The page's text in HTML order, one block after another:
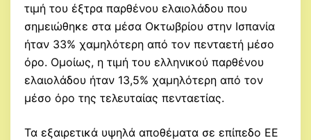
τιμή του έξτρα παρθένου ελαιολάδου που
σημειώθηκε στα μέσα Οκτωβρίου στην Ισπανία
ήταν 33% χαμηλότερη από τον πενταετή μέσο
όρο. Ομοίως, η τιμή του ελληνικού παρθένου
ελαιολάδου ήταν 13,5% χαμηλότερη από τον
μέσο όρο της τελευταίας πενταετίας.
Τα εξαιρετικά υψηλά αποθέματα σε επίπεδο ΕΕ